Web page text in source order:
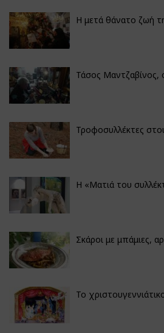
Η μετά θάνατο ζωή
Τάσος Μαντζαβίνος,
Τροφοσυλλέκτες
H «Ματιά του
Σκάροι με μπάμιες,
Το